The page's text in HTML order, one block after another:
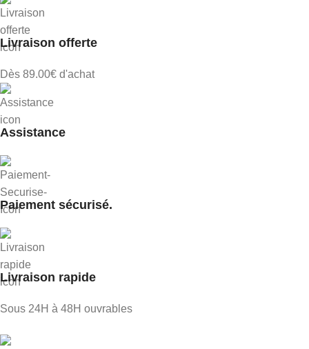
Livraison offerte
Dès 89.00€ d'achat
Assistance
Paiement sécurisé.
Livraison rapide
Sous 24H à 48H ouvrables